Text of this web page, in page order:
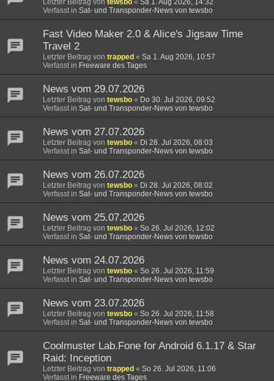
Verfasst in Sat- und Transponder-News von tewsbo
Fast Video Maker 2.0 & Alice's Jigsaw Time
Travel 2
Letzter Beitrag von trapped « Sa 1. Aug 2026, 10:57
Verfasst in Freeware des Tages
News vom 29.07.2026
Letzter Beitrag von tewsbo « Do 30. Jul 2026, 09:52
Verfasst in Sat- und Transponder-News von tewsbo
News vom 27.07.2026
Letzter Beitrag von tewsbo « Di 28. Jul 2026, 08:03
Verfasst in Sat- und Transponder-News von tewsbo
News vom 26.07.2026
Letzter Beitrag von tewsbo « Di 28. Jul 2026, 08:02
Verfasst in Sat- und Transponder-News von tewsbo
News vom 25.07.2026
Letzter Beitrag von tewsbo « So 26. Jul 2026, 12:02
Verfasst in Sat- und Transponder-News von tewsbo
News vom 24.07.2026
Letzter Beitrag von tewsbo « So 26. Jul 2026, 11:59
Verfasst in Sat- und Transponder-News von tewsbo
News vom 23.07.2026
Letzter Beitrag von tewsbo « So 26. Jul 2026, 11:58
Verfasst in Sat- und Transponder-News von tewsbo
Coolmuster Lab.Fone for Android 6.1.17 & Star
Raid: Inception
Letzter Beitrag von trapped « So 26. Jul 2026, 11:06
Verfasst in Freeware des Tages